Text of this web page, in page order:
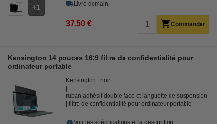
1
Livré demain
37,50 € Commander
Kensington 14 pouces 16:9 filtre de confidentialité pour
ordinateur portable
Kensington noir
ruban adhésif double face et languette de suspension
filtre de confidentialité pour ordinateur portable
Voir les spécifications et la description